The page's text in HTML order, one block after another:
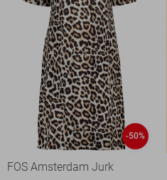
-50%
FOS Amsterdam Jurk